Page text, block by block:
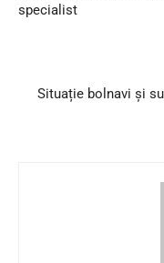
specialist
Situație bolnavi și